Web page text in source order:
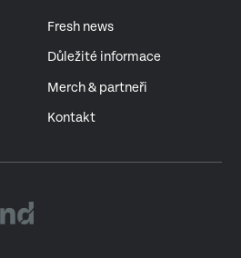
Fresh news
Důležité informace
Merch & partneři
Kontakt